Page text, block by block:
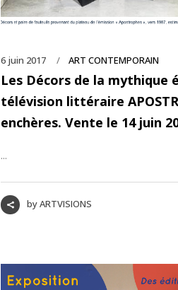
6 juin 2017 ART CONTEMPORAIN
Les Décors de la mythique
télévision littéraire
enchères. Vente le 14 juin
...
byARTVISIONS